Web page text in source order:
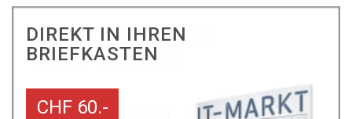
DIREKT IN IHREN
BRIEFKASTEN
CHF 60.-